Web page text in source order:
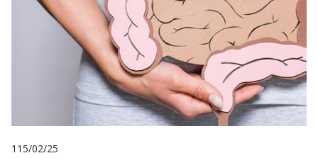
115/02/25